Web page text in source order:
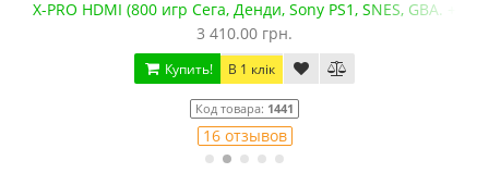
X-PRO HDMI (800 игр Сега, Денди, Sony PS1, SNES, GBA.
3 410.00 грн.
Купить! В 1 клік
Код товара: 1441
16 отзывов